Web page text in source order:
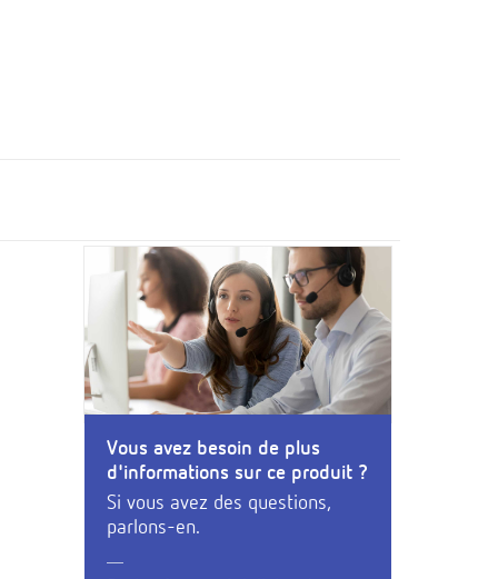
Vous avez besoin de plus
d'informations sur ce produit ?
Si vous avez des questions,
parlons-en.